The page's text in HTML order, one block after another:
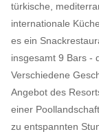
türkische,
internationale
es ein
insgesamt 9 Bars -
Verschiedene
Angebot des
einer
zu entspannten